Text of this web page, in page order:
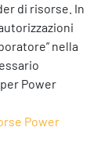
di risorse. In
nella
Power
Power